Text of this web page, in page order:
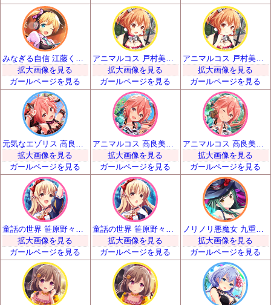
拡大画像を見る
ガールページを見る
アニマルコス 戸村美知留 | SSR
拡大画像を見る
ガールページを見る
アニマルコス 戸村美知留 | SSR
拡大画像を見る
ガールページを見る
拡大画像を見る
ガールページを見る
アニマルコス 高良美海 | SSR
拡大画像を見る
ガールページを見る
アニマルコス 高良美海 | SSR
拡大画像を見る
ガールページを見る
拡大画像を見る
ガールページを見る
拡大画像を見る
ガールページを見る
ノリノリ悪魔女 九重忍 | SSR
拡大画像を見る
ガールページを見る